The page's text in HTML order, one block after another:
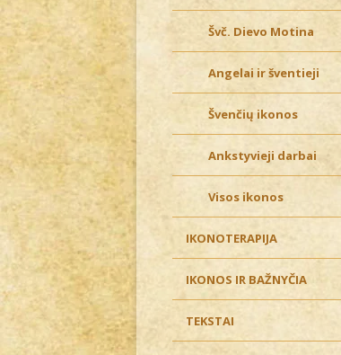
Švč. Dievo Motina
Angelai ir šventieji
Švenčių ikonos
Ankstyvieji darbai
Visos ikonos
IKONOTERAPIJA
IKONOS IR BAŽNYČIA
TEKSTAI